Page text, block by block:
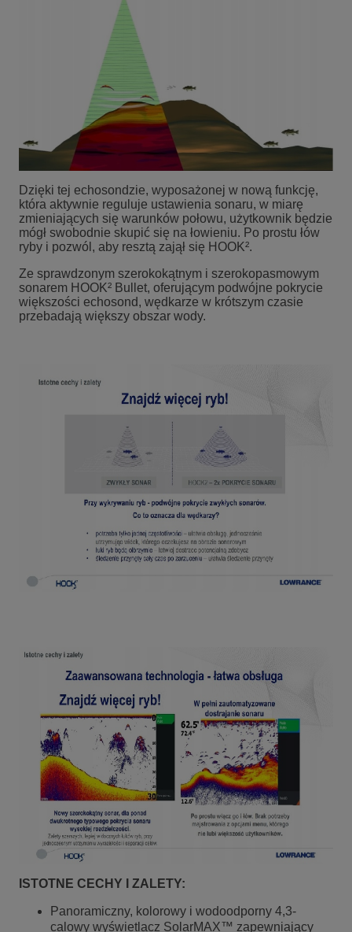
Dzięki tej echosondzie, wyposażonej w nową funkcję,
która aktywnie reguluje ustawienia sonaru, w miarę
zmieniających się warunków połowu, użytkownik będzie
mógł swobodnie skupić się na łowieniu. Po prostu łów
ryby i pozwól, aby resztą zajął się HOOK².
Ze sprawdzonym szerokokątnym i szerokopasmowym
sonarem HOOK² Bullet, oferującym podwójne pokrycie
większości echosond, wędkarze w krótszym czasie
przebadają większy obszar wody.
ISTOTNE CECHY I ZALETY:
Panoramiczny, kolorowy i wodoodporny 4,3-
calowy wyświetlacz SolarMAX™ zapewniający